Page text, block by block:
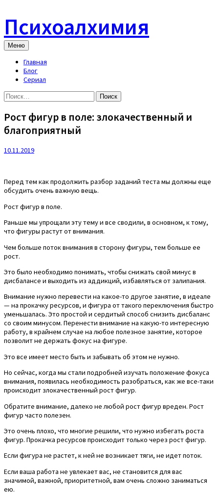
content
Психоалхимия
Меню
Главная
Блог
Сериал
Найти:
Рост фигур в поле: злокачественный и
благоприятный
10.11.2019
Перед тем как продолжить разбор заданий теста мы должны еще
обсудить очень важную вещь.
Рост фигур в поле.
Раньше мы упрощали эту тему и все сводили, в основном, к тому,
что фигуры растут от внимания.
Чем больше поток внимания в сторону фигуры, тем больше ее
рост.
Это было необходимо понимать, чтобы снижать свой минус в
дисбалансе и выходить из аддикций, избавляться от залипания.
Внимание нужно перевести на какое-то другое занятие, в идеале
— на прокачку ресурсов, и фигура от такого переключения быстро
уменьшалась. Это простой и сердитый способ снизить дисбаланс
со своим минусом. Перенести внимание на какую-то интересную
работу, в крайнем случае на любое полезное занятие, которое
позволит не держать фокус на фигуре.
Это все имеет место быть и забывать об этом не нужно.
Но сейчас, когда мы стали подробней изучать положение фокуса
внимания, появилась необходимость разобраться, как же все-таки
происходит злокачественный рост фигур.
Обратите внимание, далеко не любой рост фигур вреден. Рост
фигур часто полезен.
Это очень плохо, что многие решили, что нужно избегать роста
фигур. Прокачка ресурсов происходит только через рост фигур.
Если фигура не растет, к ней не возникает тяги, не идет поток.
Если ваша работа не увлекает вас, не становится для вас
значимой, важной, приоритетной, вам очень сложно заниматься
ею.